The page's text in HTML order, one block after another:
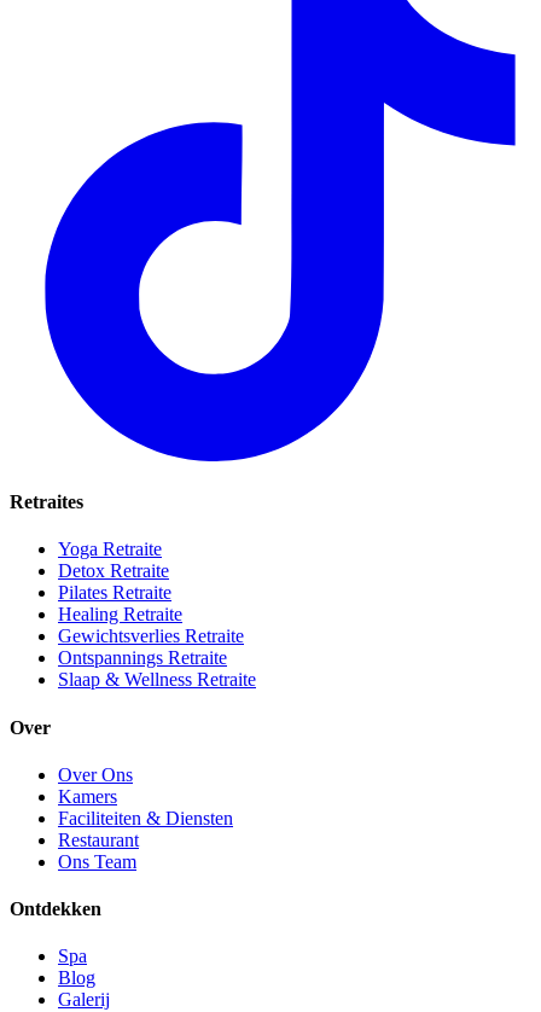
Retraites
Yoga Retraite
Detox Retraite
Pilates Retraite
Healing Retraite
Gewichtsverlies Retraite
Ontspannings Retraite
Slaap & Wellness Retraite
Over
Over Ons
Kamers
Faciliteiten & Diensten
Restaurant
Ons Team
Ontdekken
Spa
Blog
Galerij